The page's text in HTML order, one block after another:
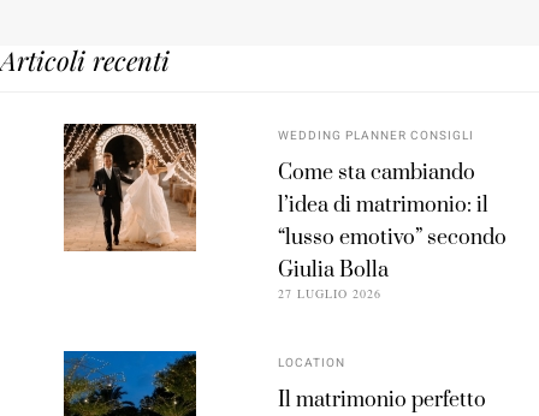
Articoli recenti
WEDDING PLANNER CONSIGLI
Come sta cambiando
l’idea di matrimonio: il
“lusso emotivo” secondo
Giulia Bolla
27 LUGLIO 2026
LOCATION
Il matrimonio perfetto